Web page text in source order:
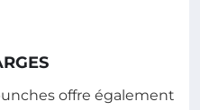
offre également